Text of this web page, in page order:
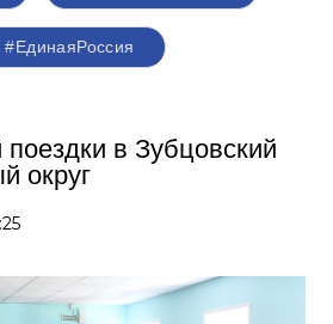
#‎ЕдинаяРоссия
в Зубцовский
округ